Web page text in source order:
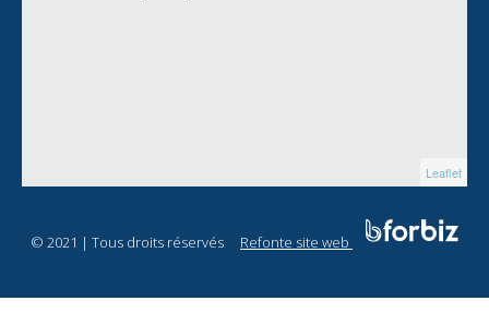
Leaflet
© 2021 | Tous droits réservés Refonte site web